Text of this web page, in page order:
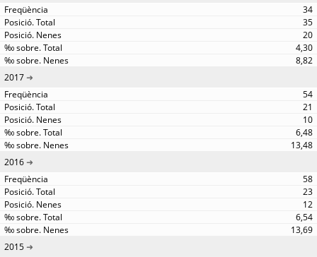
34
35
20
4,30
8,82
2017
54
21
10
6,48
13,48
2016
58
23
12
6,54
13,69
2015